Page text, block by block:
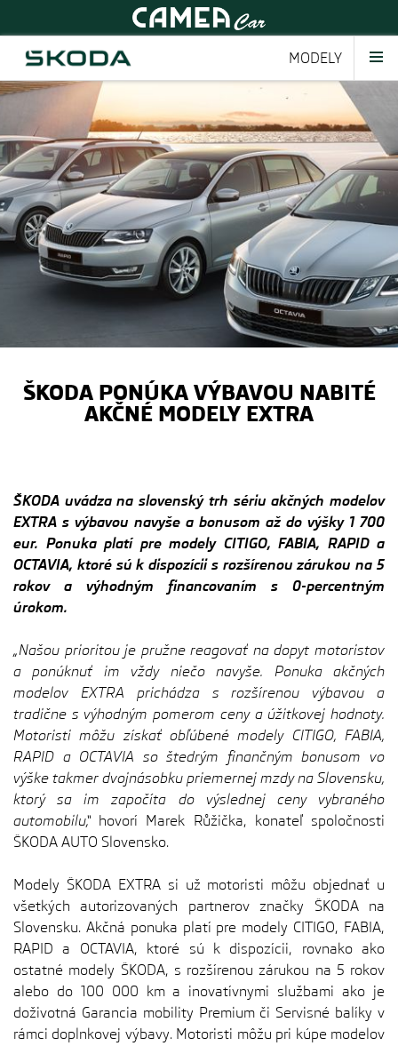
MODELY
ŠKODA PONÚKA VÝBAVOU NABITÉ
AKČNÉ MODELY EXTRA
ŠKODA uvádza na slovenský trh sériu akčných modelov
EXTRA s výbavou navyše a bonusom až do výšky 1 700
eur. Ponuka platí pre modely CITIGO, FABIA, RAPID a
OCTAVIA, ktoré sú k dispozícii s rozšírenou zárukou na 5
rokov a výhodným financovaním s 0-percentným
úrokom.
„Našou prioritou je pružne reagovať na dopyt motoristov
a ponúknuť im vždy niečo navyše. Ponuka akčných
modelov EXTRA prichádza s rozšírenou výbavou a
tradične s výhodným pomerom ceny a úžitkovej hodnoty.
Motoristi môžu získať obľúbené modely CITIGO, FABIA,
RAPID a OCTAVIA so štedrým finančným bonusom vo
výške takmer dvojnásobku priemernej mzdy na Slovensku,
ktorý sa im započíta do výslednej ceny vybraného
automobilu,“ hovorí Marek Růžička, konateľ spoločnosti
ŠKODA AUTO Slovensko.
Modely ŠKODA EXTRA si už motoristi môžu objednať u
všetkých autorizovaných partnerov značky ŠKODA na
Slovensku. Akčná ponuka platí pre modely CITIGO, FABIA,
RAPID a OCTAVIA, ktoré sú k dispozícii, rovnako ako
ostatné modely ŠKODA, s rozšírenou zárukou na 5 rokov
alebo do 100 000 km a inovatívnymi službami ako je
doživotná Garancia mobility Premium či Servisné balíky v
rámci doplnkovej výbavy. Motoristi môžu pri kúpe modelov